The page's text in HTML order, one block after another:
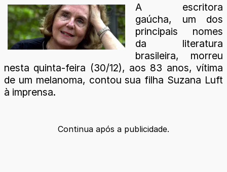
A escritora
gaúcha, um dos
principais nomes
da literatura
brasileira, morreu
nesta quinta-feira (30/12), aos 83 anos, vítima
de um melanoma, contou sua filha Suzana Luft
à imprensa.
Continua após a publicidade.